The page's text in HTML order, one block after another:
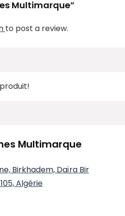
Multimarque”
to post a review.
Multimarque
Birkhadem, Daïra Bir
Algérie